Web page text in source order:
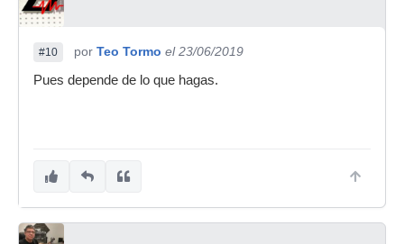
#10 por Teo Tormo el 23/06/2019
Pues depende de lo que hagas.